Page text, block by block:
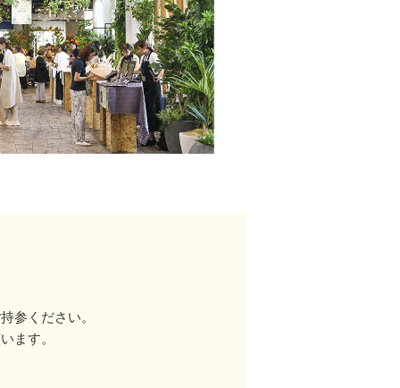
参ください。
ます。